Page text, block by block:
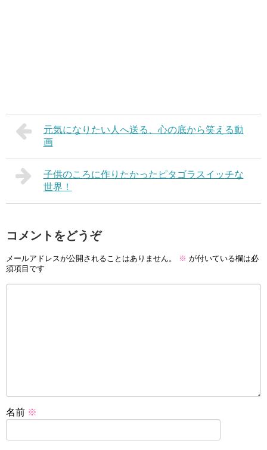
元気になりたい人へ送る、心の底から笑える動
画
子供のころに作りたかったピタゴラスイッチな
世界！
コメントをどうぞ
メールアドレスが公開されることはありません。 ※ が付いている欄は必
須項目です
名前 ※